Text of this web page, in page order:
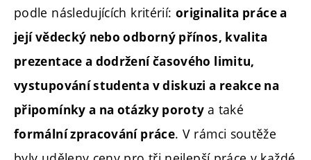
podle následujících kritérií: originalita práce a
její vědecký nebo odborný přínos, kvalita
prezentace a dodržení časového limitu,
vystupování studenta v diskuzi a reakce na
připomínky a na otázky poroty a také
formální zpracování práce. V rámci soutěže